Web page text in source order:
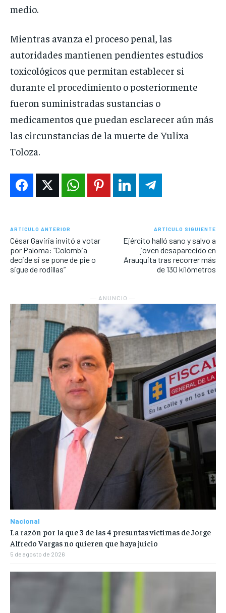
medio.
Mientras avanza el proceso penal, las
autoridades mantienen pendientes estudios
toxicológicos que permitan establecer si
durante el procedimiento o posteriormente
fueron suministradas sustancias o
medicamentos que puedan esclarecer aún más
las circunstancias de la muerte de Yulixa
Toloza.
ARTÍCULO ANTERIOR
César Gaviria invitó a votar
por Paloma: “Colombia
decide si se pone de pie o
sigue de rodillas”
ARTÍCULO SIGUIENTE
Ejército halló sano y salvo a
joven desaparecido en
Arauquita tras recorrer más
de 130 kilómetros
― ANUNCIO ―
Nacional
La razón por la que 3 de las 4 presuntas víctimas de Jorge
Alfredo Vargas no quieren que haya juicio
5 de agosto de 2026